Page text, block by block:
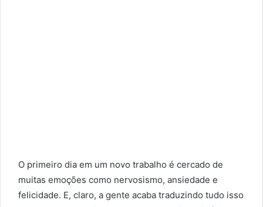
O primeiro dia em um novo trabalho é cercado de
muitas emoções como nervosismo, ansiedade e
felicidade. E, claro, a gente acaba traduzindo tudo isso